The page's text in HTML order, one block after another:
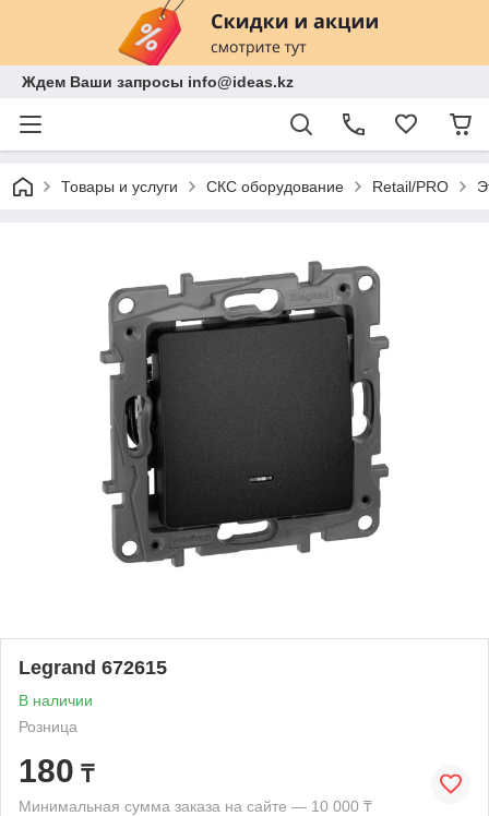
Ждем Ваши запросы info@ideas.kz
Товары и услуги СКС оборудование Retail/PRO
Legrand 672615
В наличии
Розница
180 ₸
Минимальная сумма заказа на сайте — 10 000 ₸